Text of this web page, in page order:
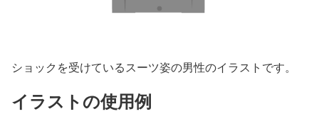
ショックを受けているスーツ姿の男性のイラストです。
イラストの使用例